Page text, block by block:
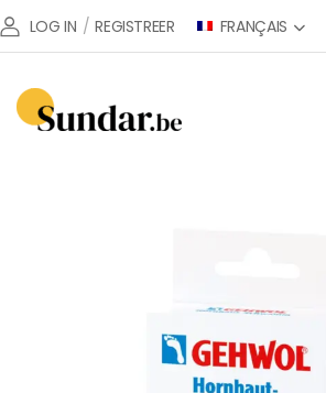
LOG IN / REGISTREER FRANÇAIS